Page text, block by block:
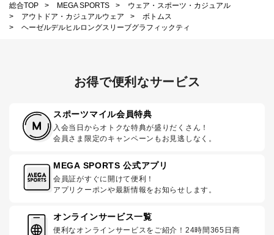
総合TOP
> MEGA SPORTS >
ウェア・スポーツ・カジュアル
>
アウトドア・カジュアルウェア >
ボトムス
>
ヘーゼルデルヒルロングスリーブグラフィックティ
お得で便利なサービス
スポーツマイル会員特典
入会当日からオトクな特典が盛りだくさん！
会員さま限定のキャンペーンもお見逃しなく。
MEGA SPORTS 公式アプリ
会員証がすぐに開けて便利！
アプリクーポンや最新情報をお知らせします。
オンラインサービス一覧
便利なオンラインサービスをご紹介！24時間365日商